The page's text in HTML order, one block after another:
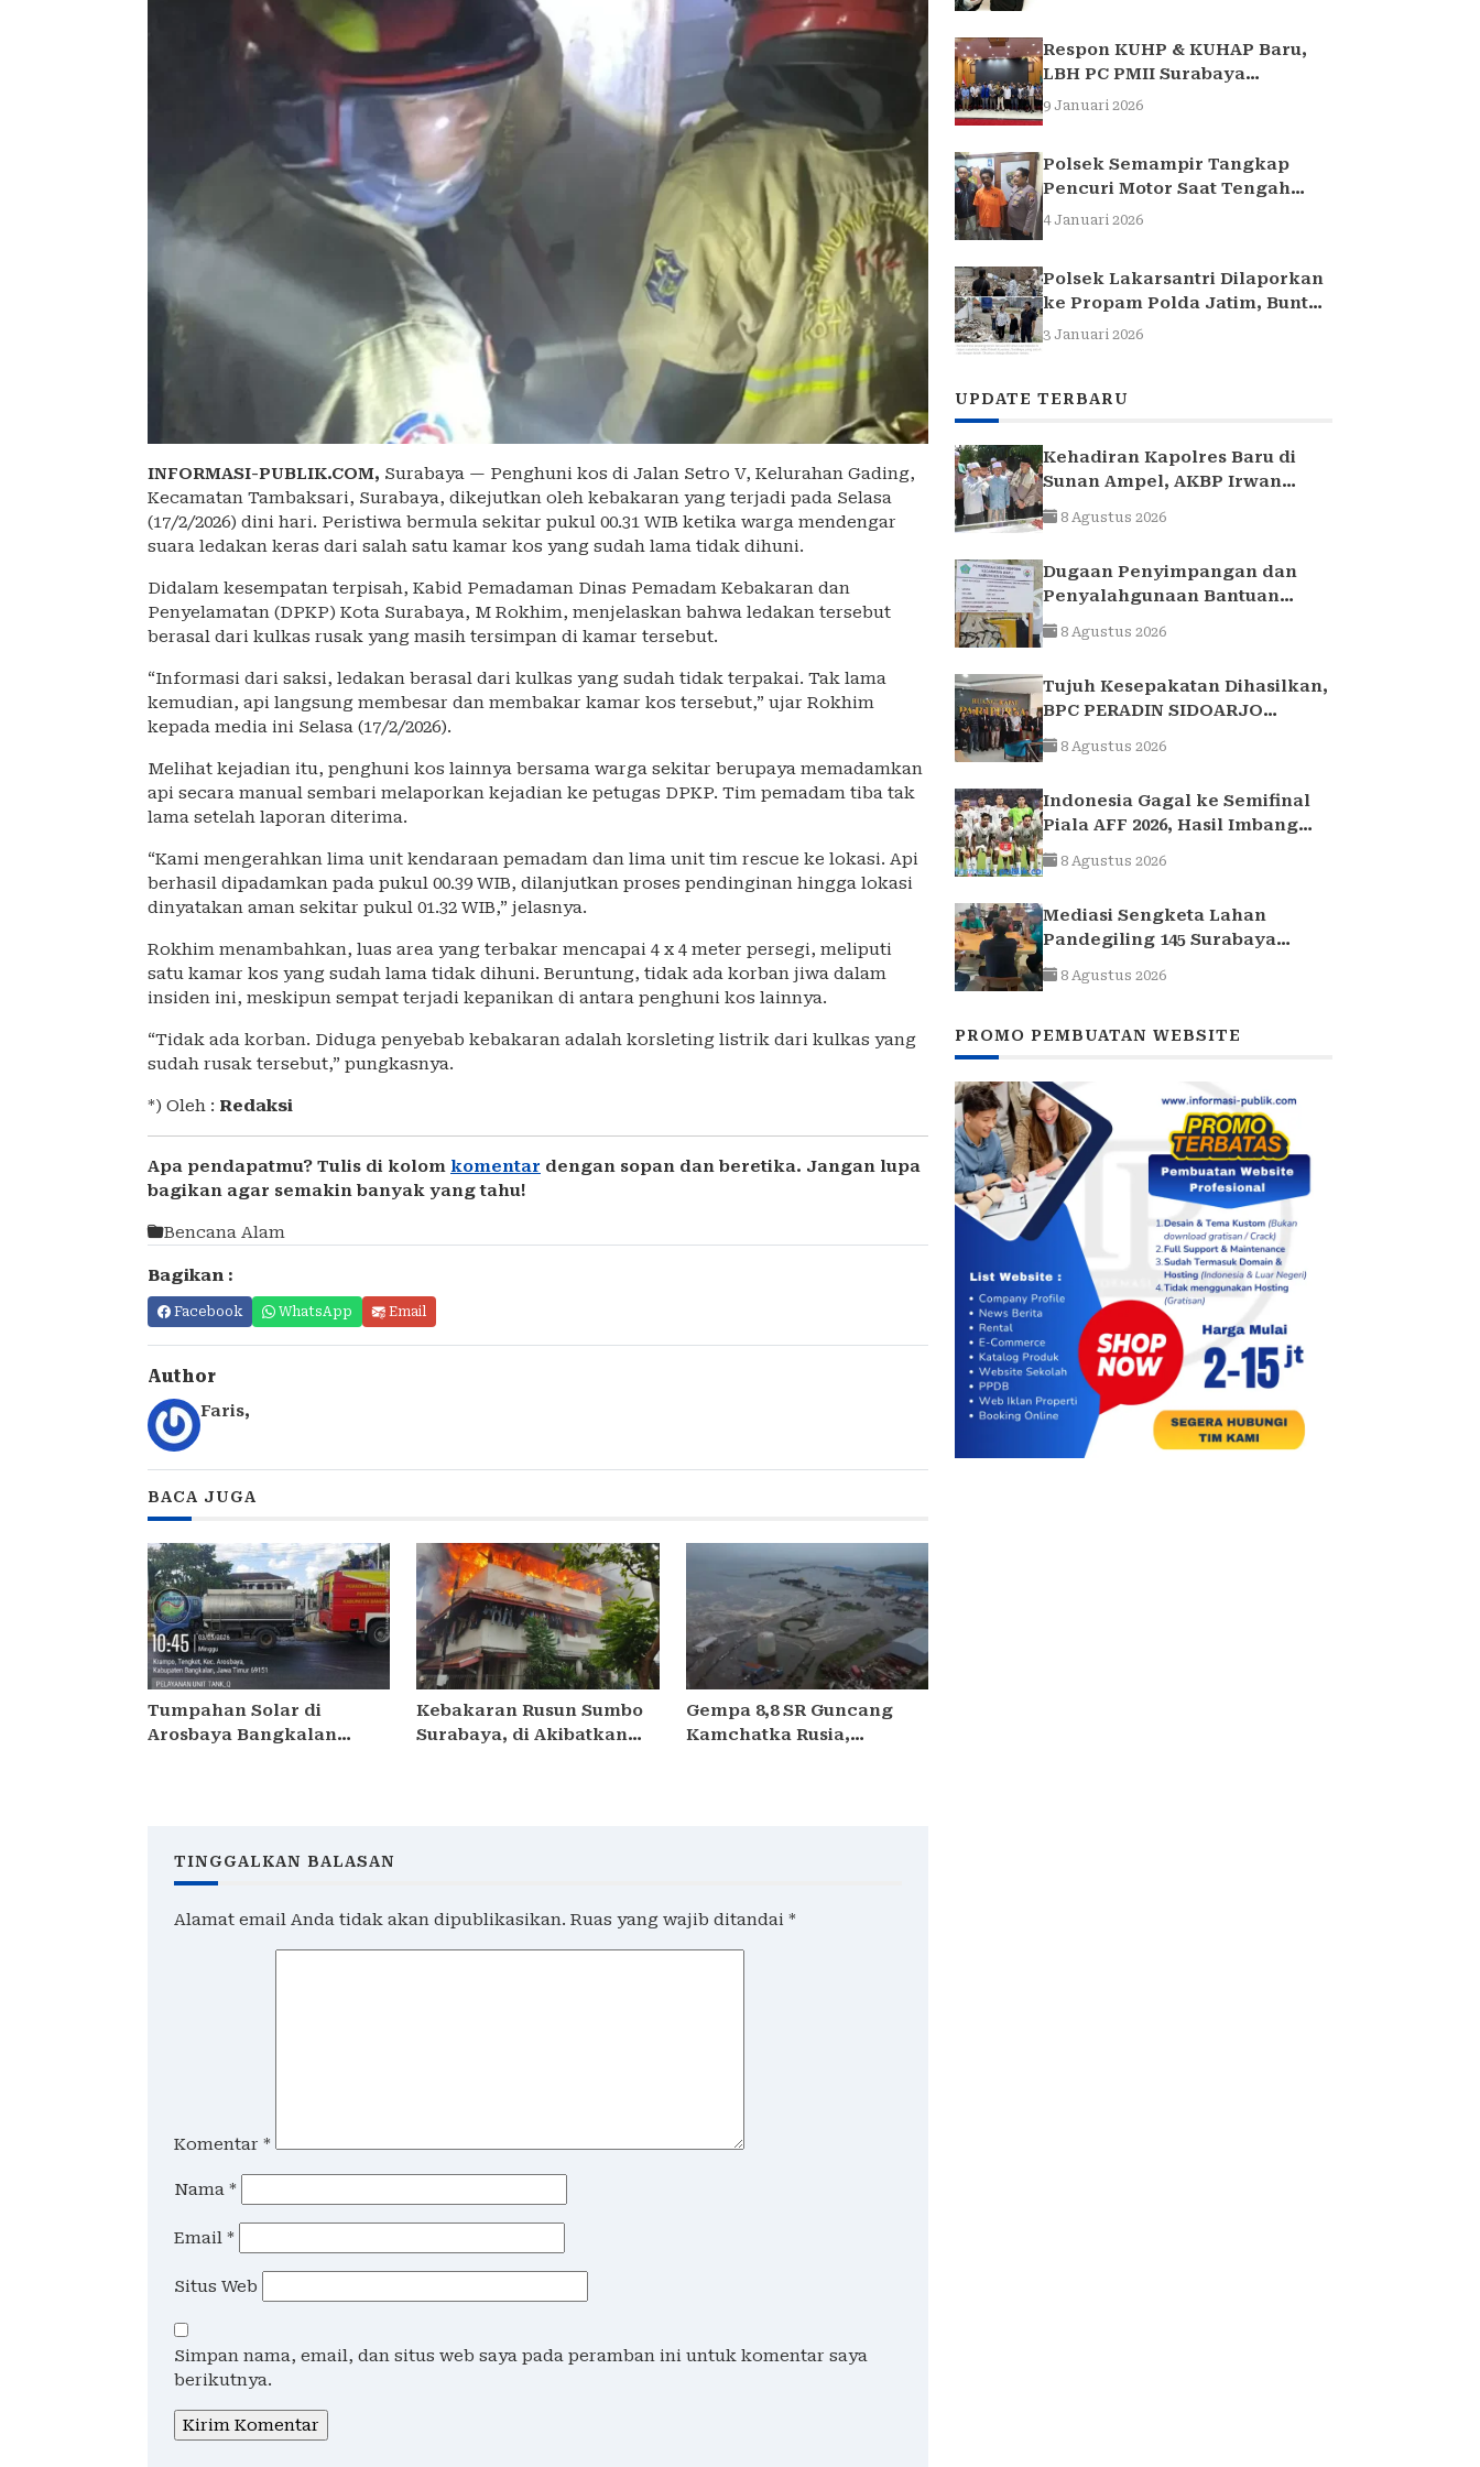
INFORMASI-PUBLIK.COM, Surabaya — Penghuni kos di Jalan Setro V, Kelurahan Gading,
Kecamatan Tambaksari, Surabaya, dikejutkan oleh kebakaran yang terjadi pada Selasa
(17/2/2026) dini hari. Peristiwa bermula sekitar pukul 00.31 WIB ketika warga mendengar
suara ledakan keras dari salah satu kamar kos yang sudah lama tidak dihuni.
Didalam kesempatan terpisah, Kabid Pemadaman Dinas Pemadam Kebakaran dan
Penyelamatan (DPKP) Kota Surabaya, M Rokhim, menjelaskan bahwa ledakan tersebut
berasal dari kulkas rusak yang masih tersimpan di kamar tersebut.
“Informasi dari saksi, ledakan berasal dari kulkas yang sudah tidak terpakai. Tak lama
kemudian, api langsung membesar dan membakar kamar kos tersebut,” ujar Rokhim
kepada media ini Selasa (17/2/2026).
Melihat kejadian itu, penghuni kos lainnya bersama warga sekitar berupaya memadamkan
api secara manual sembari melaporkan kejadian ke petugas DPKP. Tim pemadam tiba tak
lama setelah laporan diterima.
“Kami mengerahkan lima unit kendaraan pemadam dan lima unit tim rescue ke lokasi. Api
berhasil dipadamkan pada pukul 00.39 WIB, dilanjutkan proses pendinginan hingga lokasi
dinyatakan aman sekitar pukul 01.32 WIB,” jelasnya.
Rokhim menambahkan, luas area yang terbakar mencapai 4 x 4 meter persegi, meliputi
satu kamar kos yang sudah lama tidak dihuni. Beruntung, tidak ada korban jiwa dalam
insiden ini, meskipun sempat terjadi kepanikan di antara penghuni kos lainnya.
“Tidak ada korban. Diduga penyebab kebakaran adalah korsleting listrik dari kulkas yang
sudah rusak tersebut,” pungkasnya.
*) Oleh : Redaksi
Apa pendapatmu? Tulis di kolom komentar dengan sopan dan beretika. Jangan lupa
bagikan agar semakin banyak yang tahu!
Bencana Alam
Bagikan :
Facebook WhatsApp Email
Author
Faris,
BACA JUGA
Tumpahan Solar di
Arosbaya Bangkalan
Kebakaran Rusun Sumbo
Surabaya, di Akibatkan
Gempa 8,8 SR Guncang
Kamchatka Rusia,
TINGGALKAN BALASAN
Alamat email Anda tidak akan dipublikasikan. Ruas yang wajib ditandai *
Komentar *
Nama *
Email *
Situs Web
Simpan nama, email, dan situs web saya pada peramban ini untuk komentar saya
berikutnya.
Respon KUHP & KUHAP Baru,
LBH PC PMII Surabaya
Selenggarakan Sarasehan
9 Januari 2026
Polsek Semampir Tangkap
Pencuri Motor Saat Tengah
Jadi Amuk Massa
4 Januari 2026
Polsek Lakarsantri Dilaporkan
ke Propam Polda Jatim, Buntut
Kasus Nenek Elina
3 Januari 2026
UPDATE TERBARU
Kehadiran Kapolres Baru di
Sunan Ampel, AKBP Irwan
Kurniawan Teguhkan Sinergi
Polri dan Ulama
8 Agustus 2026
Dugaan Penyimpangan dan
Penyalahgunaan Bantuan
Keuangan Desa Tropodo . Kec
Waru . Kab . Sidoarjo
8 Agustus 2026
Tujuh Kesepakatan Dihasilkan,
BPC PERADIN SIDOARJO
Perkuat Kolaborasi dengan
DPRD
8 Agustus 2026
Indonesia Gagal ke Semifinal
Piala AFF 2026, Hasil Imbang
Lawan Singapura Jadi Akhir
Perjalanan Garuda
8 Agustus 2026
Mediasi Sengketa Lahan
Pandegiling 145 Surabaya
Berakhir Deadlock,
Polrestabes Imbau Kedua Pihak
8 Agustus 2026
PROMO PEMBUATAN WEBSITE